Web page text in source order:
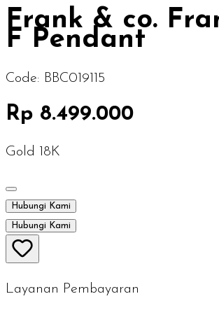
Frank & co.
F Pendant
Code: BBC019115
Rp 8.499.000
Gold 18K
Hubungi Kami
Hubungi Kami
Layanan Pembayaran